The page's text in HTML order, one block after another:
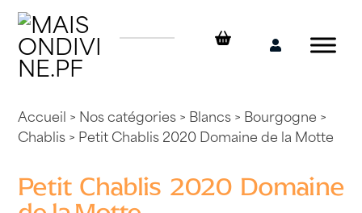
Skip
content
Mon
Accueil > Nos catégories> Blancs> Bourgogne >
Chablis> Petit Chablis 2020 Domaine de la Motte
Petit Chablis 2020 Domaine